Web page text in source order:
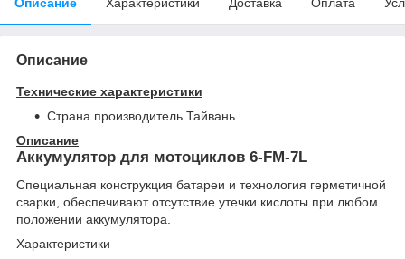
Описание
Технические характеристики
Страна производитель Тайвань
Описание
Аккумулятор для мотоциклов 6-FM-7L
Специальная конструкция батареи и технология герметичной
сварки, обеспечивают отсутствие утечки кислоты при любом
положении аккумулятора.
Характеристики